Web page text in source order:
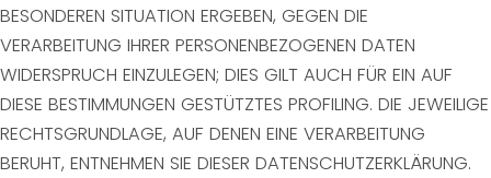
BESONDEREN SITUATION ERGEBEN, GEGEN DIE
VERARBEITUNG IHRER PERSONENBEZOGENEN DATEN
WIDERSPRUCH EINZULEGEN; DIES GILT AUCH FÜR EIN AUF
DIESE BESTIMMUNGEN GESTÜTZTES PROFILING. DIE JEWEILIGE
RECHTSGRUNDLAGE, AUF DENEN EINE VERARBEITUNG
BERUHT, ENTNEHMEN SIE DIESER DATENSCHUTZERKLÄRUNG.